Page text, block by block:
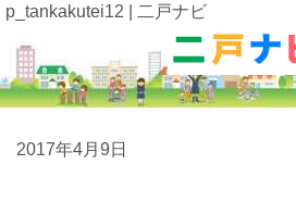
p_tankakutei12 | 二戸ナビ
2017年4月9日